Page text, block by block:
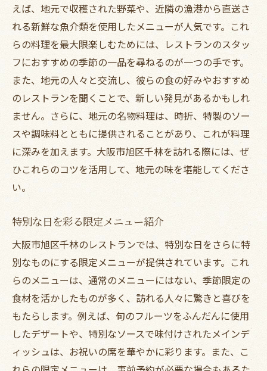
えば、地元で収穫された野菜や、近隣の漁港から直送さ
れる新鮮な魚介類を使用したメニューが人気です。これ
らの料理を最大限楽しむためには、レストランのスタッ
フにおすすめの季節の一品を尋ねるのが一つの手です。
また、地元の人々と交流し、彼らの食の好みやおすすめ
のレストランを聞くことで、新しい発見があるかもしれ
ません。さらに、地元の名物料理は、時折、特製のソー
スや調味料とともに提供されることがあり、これが料理
に深みを加えます。大阪市旭区千林を訪れる際には、ぜ
ひこれらのコツを活用して、地元の味を堪能してくださ
い。
特別な日を彩る限定メニュー紹介
大阪市旭区千林のレストランでは、特別な日をさらに特
別なものにする限定メニューが提供されています。これ
らのメニューは、通常のメニューにはない、季節限定の
食材を活かしたものが多く、訪れる人々に驚きと喜びを
もたらします。例えば、旬のフルーツをふんだんに使用
したデザートや、特別なソースで味付けされたメインデ
ィッシュは、お祝いの席を華やかに彩ります。また、こ